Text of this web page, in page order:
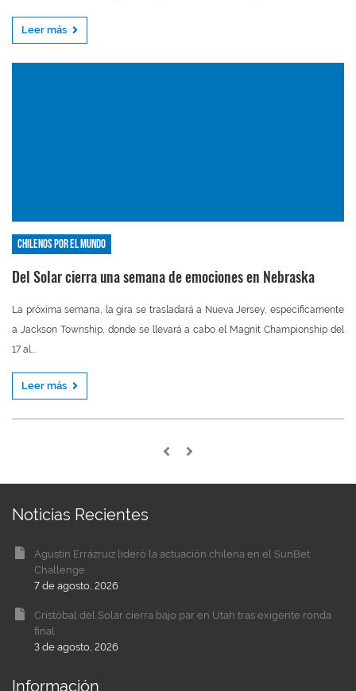
Leer más
Chilenos por el mundo
Del Solar cierra una semana de emociones en Nebraska
La próxima semana, la gira se trasladará a Nueva Jersey, específicamente
a Jackson Township, donde se llevará a cabo el Magnit Championship del
17 al...
Leer más
Noticias Recientes
Agustín Errázruiz lideró la actuación chilena en el SunBet
Challenge
7 de agosto, 2026
Cristóbal del Solar cierra bajo par en Utah tras exigente ronda
final
3 de agosto, 2026
Información